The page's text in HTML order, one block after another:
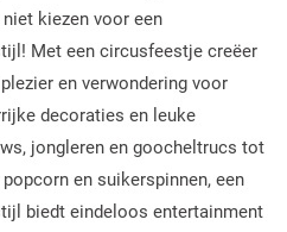
kiezen voor een
Met een circusfeestje creëer
en verwondering voor
decoraties en leuke
jongleren en goocheltrucs tot
en suikerspinnen, een
biedt eindeloos entertainment